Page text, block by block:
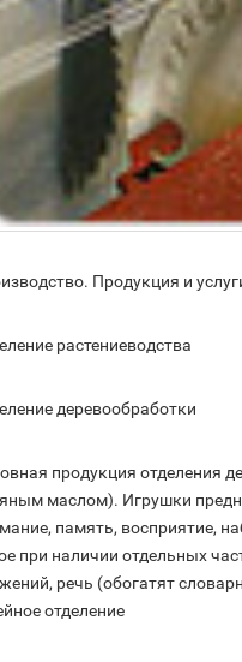
Продукция и
растениеводства
деревообработки
продукция отделения
маслом). Игрушки
память, восприятие,
при наличии отдельных
речь (обогатят
отделение